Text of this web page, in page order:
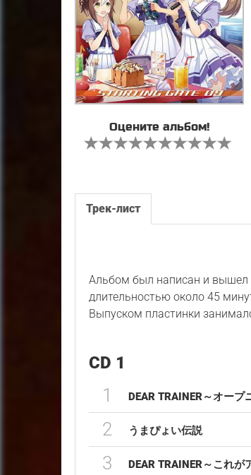
Оцените альбом!
Трек-лист
Альбом был написан и вышел
длительностью около 45
Выпуском пластинки
CD 1
1 DEAR TRAINER～オープ
2 うまぴょい伝説
3 DEAR TRAINER～これ